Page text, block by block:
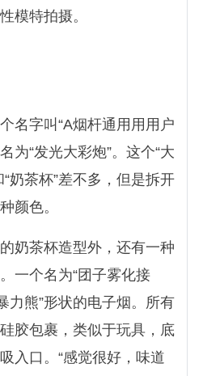
模特拍摄。
名字叫“A烟杆通用用用户
为“发光大彩炮”。这个“大
奶茶杯”差不多，但是拆开
颜色。
奶茶杯造型外，还有一种
一个名为“团子雾化接
力熊”形状的电子烟。所有
胶包裹，类似于玩具，底
入口。“感觉很好，味道